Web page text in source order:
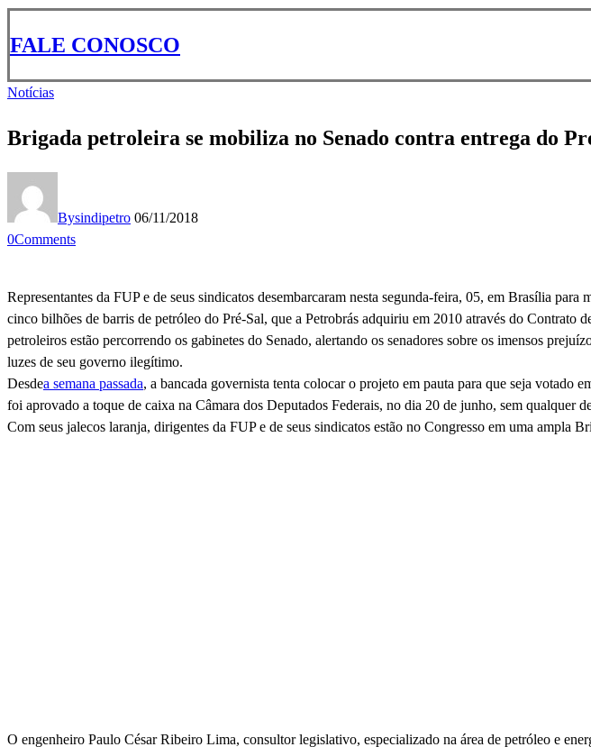
FALE CONOSCO
Notícias
Brigada petroleira se mobiliza no Senado contra entrega do
Bysindipetro 06/11/2018
0Comments
Representantes da FUP e de seus sindicatos desembarcaram nesta segunda-feira, 05, em Brasília
cinco bilhões de barris de petróleo do Pré-Sal, que a Petrobrás adquiriu em 2010 através do Contrato
petroleiros estão percorrendo os gabinetes do Senado, alertando os senadores sobre os imensos
luzes de seu governo ilegítimo.
Desdea semana passada, a bancada governista tenta colocar o projeto em pauta para que seja votado
foi aprovado a toque de caixa na Câmara dos Deputados Federais, no dia 20 de junho, sem qualquer
Com seus jalecos laranja, dirigentes da FUP e de seus sindicatos estão no Congresso em uma ampla
O engenheiro Paulo César Ribeiro Lima, consultor legislativo, especializado na área de petróleo e